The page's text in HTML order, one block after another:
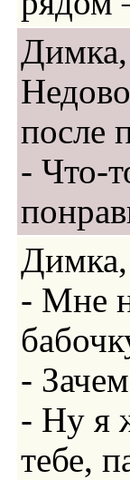
Димка,
поcле
- Что-
Димка,
- Мне
-
- Ну я
тебе,